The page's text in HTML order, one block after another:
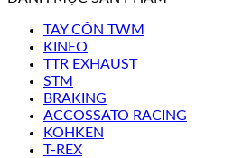
TAY CÔN TWM
KINEO
TTR EXHAUST
STM
BRAKING
ACCOSSATO RACING
KOHKEN
T-REX